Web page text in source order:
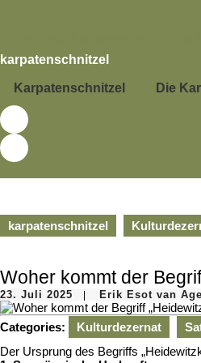
karpatenschnitzel
Karpatenschnitzel Die
karpatenschnitzel
Woher kommt der
23. Juli 2025 23.
Juli
2025
Erik Esot van
Categories: Kulturdezernat
Der Ursprung des Begriffs